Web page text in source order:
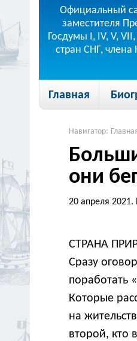
Официальный
заместителя
Госдумы I, IV, V,
стран СНГ,
Главная
Навигатор:
они
20 апреля 2021.
СТРАНА
Сразу
поработать
Которые
на
второй, кто